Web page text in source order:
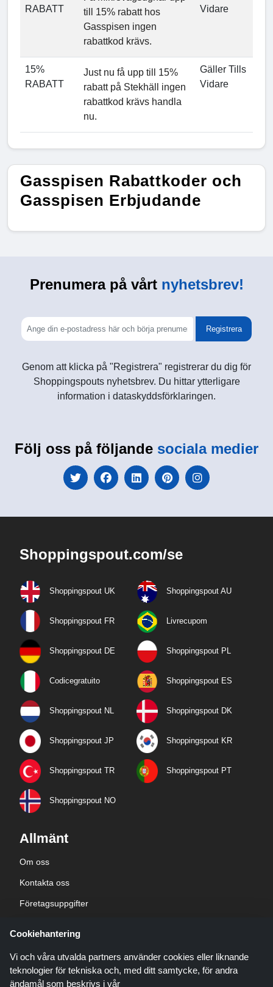
RABATT
till 15% rabatt hos
Gasspisen ingen
rabattkod krävs.
Vidare
15%
RABATT
Just nu få upp till 15%
rabatt på Stekhäll ingen
rabattkod krävs handla
nu.
Gäller Tills
Vidare
Gasspisen Rabattkoder och
Gasspisen Erbjudande
Prenumera på vårtnyhetsbrev!
Registrera
Genom att klicka på "Registrera" registrerar du dig för
Shoppingspouts nyhetsbrev. Du hittar ytterligare
information i dataskyddsförklaringen.
Följ oss på följande sociala medier
Shoppingspout.com/se
Shoppingspout UK Shoppingspout AU
Shoppingspout FR Livrecupom
Shoppingspout DE Shoppingspout PL
Codicegratuito Shoppingspout ES
Shoppingspout NL Shoppingspout DK
Shoppingspout JP Shoppingspout KR
Shoppingspout TR Shoppingspout PT
Shoppingspout NO
Allmänt
Om oss
Kontakta oss
Företagsuppgifter
Cookiehantering
Vi och våra utvalda partners använder cookies eller liknande
teknologier för tekniska och, med ditt samtycke, för andra
ändamål som beskrivs i vår